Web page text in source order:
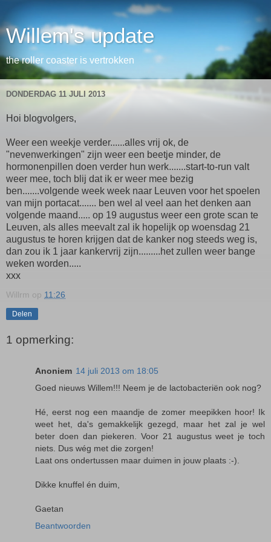
Willem's update
the roller coaster is vertrokken
DONDERDAG 11 JULI 2013
Hoi blogvolgers,
Weer een weekje verder......alles vrij ok, de
"nevenwerkingen" zijn weer een beetje minder, de
hormonenpillen doen verder hun werk.......start-to-run valt
weer mee, toch blij dat ik er weer mee bezig
ben.......volgende week week naar Leuven voor het spoelen
van mijn portacat....... ben wel al veel aan het denken aan
volgende maand..... op 19 augustus weer een grote scan te
Leuven, als alles meevalt zal ik hopelijk op woensdag 21
augustus te horen krijgen dat de kanker nog steeds weg is,
dan zou ik 1 jaar kankervrij zijn.........het zullen weer bange
weken worden.....
xxx
Willrm op 11:26
Delen
1 opmerking:
Anoniem 14 juli 2013 om 18:05
Goed nieuws Willem!!! Neem je de lactobacteriën ook nog?
Hé, eerst nog een maandje de zomer meepikken hoor! Ik
weet het, da's gemakkelijk gezegd, maar het zal je wel
beter doen dan piekeren. Voor 21 augustus weet je toch
niets. Dus wég met die zorgen!
Laat ons ondertussen maar duimen in jouw plaats :-).
Dikke knuffel én duim,
Gaetan
Beantwoorden